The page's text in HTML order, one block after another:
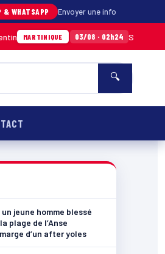
& WHATSAPP Envoyer une info
MARTINIQUE 03/08 · 02h24 Sainte-Anne
🔍
jeune homme blessé
plage de l’Anse
d’un after yoles